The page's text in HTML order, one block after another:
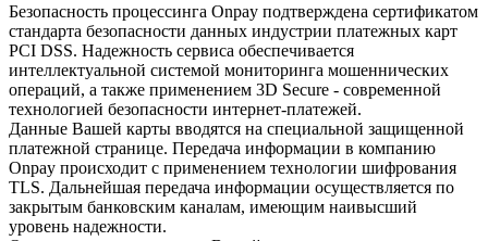
Безопасность процессинга Onpay подтверждена сертификатом
стандарта безопасности данных индустрии платежных карт
PCI DSS. Надежность сервиса обеспечивается
интеллектуальной системой мониторинга мошеннических
операций, а также применением 3D Secure - современной
технологией безопасности интернет-платежей.
Данные Вашей карты вводятся на специальной защищенной
платежной странице. Передача информации в компанию
Onpay происходит с применением технологии шифрования
TLS. Дальнейшая передача информации осуществляется по
закрытым банковским каналам, имеющим наивысший
уровень надежности.